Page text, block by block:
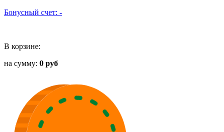
Бонусный счет: -
В корзине:
на сумму: 0 руб